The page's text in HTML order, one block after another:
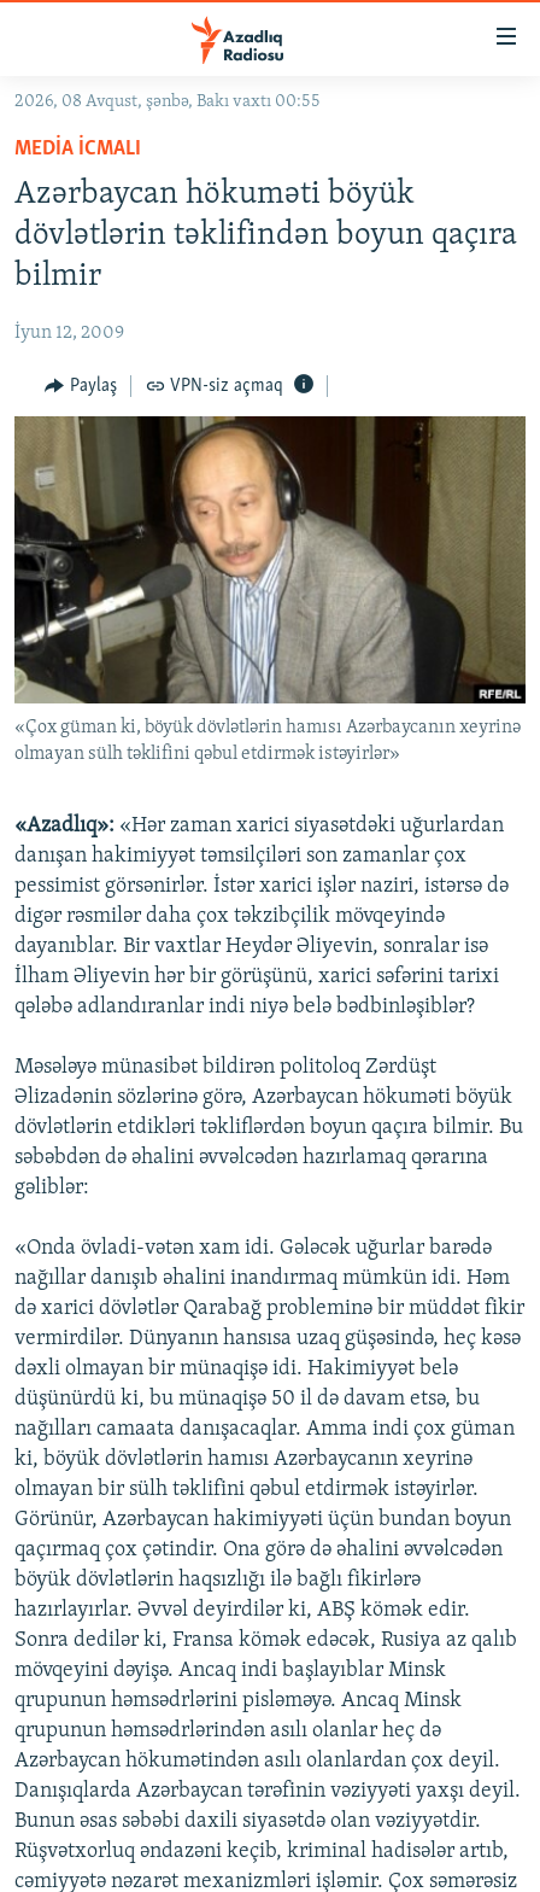
Əsas
qayıt
Əsas
naviqasiyaya
qayıt
Axtarışa
GÜNDƏM
#İZAHLA
KORRUPSIOMETR
#ƏSLINDƏ
QANUNI DOĞRU
ARAŞDIRMA
MULTIMEDIA
VIDEO
FOTOQALEREYA
İNFOQRAFIKA
KARIKATURA
RADIO ARXIV
OXU ZALI
AZƏRBAYCAN ƏDƏBIYYATI KITABXANASI
İSLAM VƏ DEMOKRATIYA
İZ - MƏDƏNIYYƏT PROQRAMI
HAQQIMIZDA
MISSIYAMIZ
PEŞƏ ETIKASI VƏ JURNALISTIKA STANDARTLARIMIZ
MATERIALLARIMIZDAN ISTIFADƏ
AZADLIQRADIOSU MOBIL TELEFONUNUZDA
BIZIMLƏ ƏLAQƏ
BIZI IZLƏ
RFE/RL-in bütün saytları
2026, 08 Avqust, şənbə, Bakı vaxtı 00:55
MEDIA ICMALI
Azərbaycan hökuməti böyük
dövlətlərin təklifindən boyun qaçıra
bilmir
İyun 12, 2009
Paylaş VPN-siz açmaq
«Çox güman ki, böyük dövlətlərin hamısı Azərbaycanın xeyrinə
olmayan sülh təklifini qəbul etdirmək istəyirlər»
«Azadlıq»: «Hər zaman xarici siyasətdəki uğurlardan
danışan hakimiyyət təmsilçiləri son zamanlar çox
pessimist görsənirlər. İstər xarici işlər naziri, istərsə də
digər rəsmilər daha çox təkzibçilik mövqeyində
dayanıblar. Bir vaxtlar Heydər Əliyevin, sonralar isə
İlham Əliyevin hər bir görüşünü, xarici səfərini tarixi
qələbə adlandıranlar indi niyə belə bədbinləşiblər?
Məsələyə münasibət bildirən politoloq Zərdüşt
Əlizadənin sözlərinə görə, Azərbaycan hökuməti böyük
dövlətlərin etdikləri təkliflərdən boyun qaçıra bilmir. Bu
səbəbdən də əhalini əvvəlcədən hazırlamaq qərarına
gəliblər:
«Onda övladi-vətən xam idi. Gələcək uğurlar barədə
nağıllar danışıb əhalini inandırmaq mümkün idi. Həm
də xarici dövlətlər Qarabağ probleminə bir müddət fikir
vermirdilər. Dünyanın hansısa uzaq güşəsində, heç kəsə
dəxli olmayan bir münaqişə idi. Hakimiyyət belə
düşünürdü ki, bu münaqişə 50 il də davam etsə, bu
nağılları camaata danışacaqlar. Amma indi çox güman
ki, böyük dövlətlərin hamısı Azərbaycanın xeyrinə
olmayan bir sülh təklifini qəbul etdirmək istəyirlər.
Görünür, Azərbaycan hakimiyyəti üçün bundan boyun
qaçırmaq çox çətindir. Ona görə də əhalini əvvəlcədən
böyük dövlətlərin haqsızlığı ilə bağlı fikirlərə
hazırlayırlar. Əvvəl deyirdilər ki, ABŞ kömək edir.
Sonra dedilər ki, Fransa kömək edəcək, Rusiya az qalıb
mövqeyini dəyişə. Ancaq indi başlayıblar Minsk
qrupunun həmsədrlərini pisləməyə. Ancaq Minsk
qrupunun həmsədrlərindən asılı olanlar heç də
Azərbaycan hökumətindən asılı olanlardan çox deyil.
Danışıqlarda Azərbaycan tərəfinin vəziyyəti yaxşı deyil.
Bunun əsas səbəbi daxili siyasətdə olan vəziyyətdir.
Rüşvətxorluq əndazəni keçib, kriminal hadisələr artıb,
cəmiyyətə nəzarət mexanizmləri işləmir. Çox səmərəsiz